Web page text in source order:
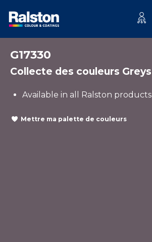
G17330
Collecte des couleurs Greys
Available in all Ralston products
Mettre ma palette de couleurs